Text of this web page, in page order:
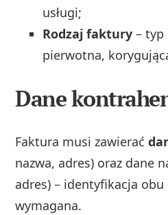
usługi;
Rodzaj faktury – typ
pierwotna,
Dane
Faktura musi zawierać
nazwa, adres) oraz dane
adres) – identyfikacja
wymagana.